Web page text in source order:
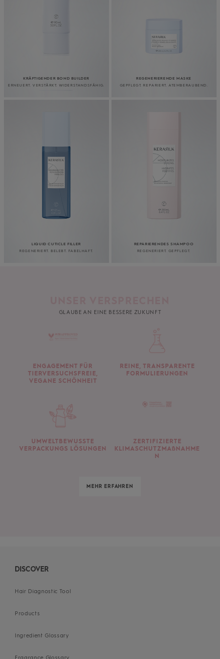
KRÄFTIGENDER BOND BUILDER
ERNEUERT. VERSTÄRKT. WIDERSTANDSFÄHIG.
REGENERIERENDE MASKE
GEPFLEGT. REPARIERT. ATEMBERAUBEND.
LIQUID CUTICLE FILLER
REGENERIERT. BELEBT. FABELHAFT.
REPARIERENDES SHAMPOO
REGENERIERT. GEPFLEGT.
GLAUBE AN EINE BESSERE ZUKUNFT
MEHR ERFAHREN
ENGAGEMENT FÜR
TIERVERSUCHSFREIE,
VEGANE SCHÖNHEIT
REINE, TRANSPARENTE
FORMULIERUNGEN
UMWELTBEWUSSTE
VERPACKUNGS LÖSUNGEN
ZERTIFIZIERTE
KLIMASCHUTZMAßNAHME
N
DISCOVER
Hair Diagnostic Tool
Products
Ingredient Glossary